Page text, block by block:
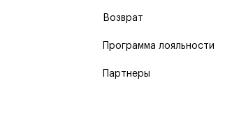
Возврат
Программа лояльности
Партнеры